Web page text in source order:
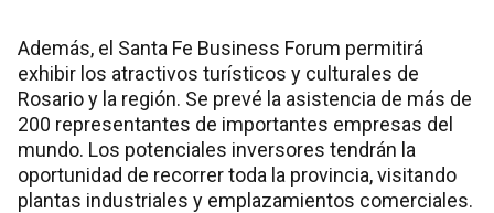
Además, el Santa Fe Business Forum permitirá
exhibir los atractivos turísticos y culturales de
Rosario y la región. Se prevé la asistencia de más de
200 representantes de importantes empresas del
mundo. Los potenciales inversores tendrán la
oportunidad de recorrer toda la provincia, visitando
plantas industriales y emplazamientos comerciales.